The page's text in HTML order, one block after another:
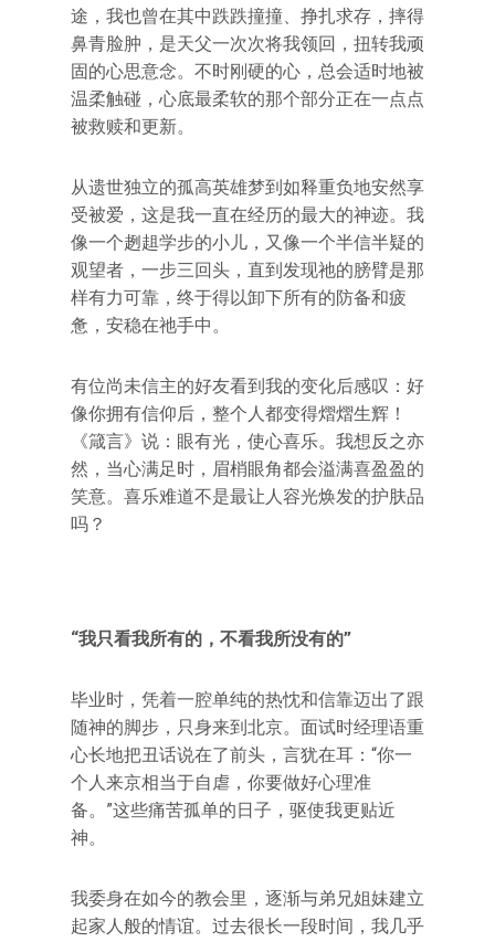
途，我也曾在其中跌跌撞撞、挣扎求存，摔得
鼻青脸肿，是天父一次次将我领回，扭转我顽
固的心思意念。不时刚硬的心，总会适时地被
温柔触碰，心底最柔软的那个部分正在一点点
被救赎和更新。
从遗世独立的孤高英雄梦到如释重负地安然享
受被爱，这是我一直在经历的最大的神迹。我
像一个趔趄学步的小儿，又像一个半信半疑的
观望者，一步三回头，直到发现祂的膀臂是那
样有力可靠，终于得以卸下所有的防备和疲
惫，安稳在祂手中。
有位尚未信主的好友看到我的变化后感叹：好
像你拥有信仰后，整个人都变得熠熠生辉！
《箴言》说：眼有光，使心喜乐。我想反之亦
然，当心满足时，眉梢眼角都会溢满喜盈盈的
笑意。喜乐难道不是最让人容光焕发的护肤品
吗？
“我只看我所有的，不看我所没有的”
毕业时，凭着一腔单纯的热忱和信靠迈出了跟
随神的脚步，只身来到北京。面试时经理语重
心长地把丑话说在了前头，言犹在耳：“你一
个人来京相当于自虐，你要做好心理准
备。”这些痛苦孤单的日子，驱使我更贴近
神。
我委身在如今的教会里，逐渐与弟兄姐妹建立
起家人般的情谊。过去很长一段时间，我几乎